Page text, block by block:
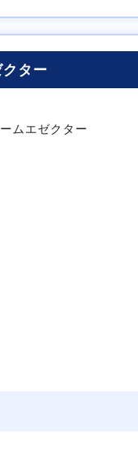
ター
ムエゼクター